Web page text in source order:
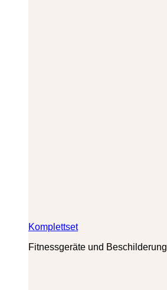
Komplettset
Fitnessgeräte und Beschilderung